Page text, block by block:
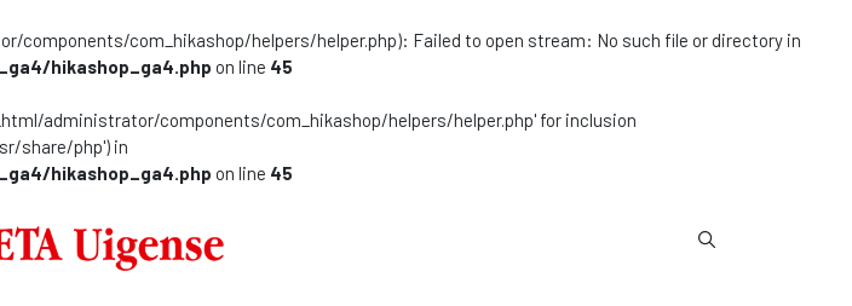
com_hikashop/helpers/helper.php): Failed to open stream: No such file or directory in
hikashop_ga4.php on line 45
administrator/components/com_hikashop/helpers/helper.php' for inclusion
share/php') in
hikashop_ga4.php on line 45
Type 2 or more